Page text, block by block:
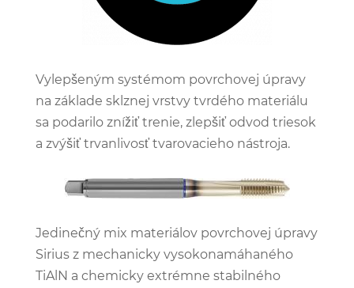
Vylepšeným systémom povrchovej úpravy
na základe sklznej vrstvy tvrdého materiálu
sa podarilo znížiť trenie, zlepšiť odvod triesok
a zvýšiť trvanlivosť tvarovacieho nástroja.
Jedinečný mix materiálov povrchovej úpravy
Sirius z mechanicky vysokonamáhaného
TiAlN a chemicky extrémne stabilného